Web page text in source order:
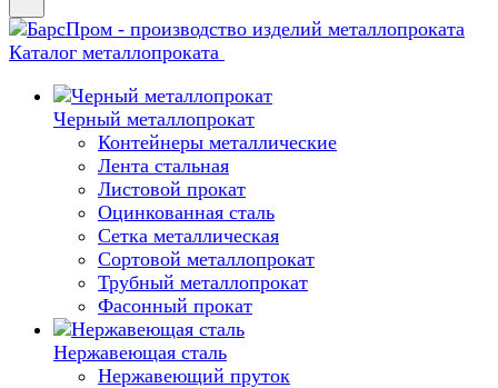
Каталог металлопроката
Черный металлопрокат
Контейнеры металлические
Лента стальная
Листовой прокат
Оцинкованная сталь
Сетка металлическая
Сортовой металлопрокат
Трубный металлопрокат
Фасонный прокат
Нержавеющая сталь
Нержавеющий пруток